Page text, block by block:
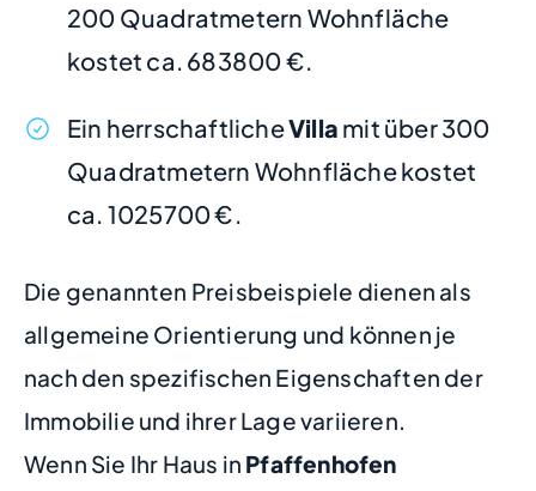
200 Quadratmetern Wohnfläche
kostet ca. 683800 €.
Ein herrschaftlicheVilla mit über 300
Quadratmetern Wohnfläche kostet
ca. 1025700 €.
Die genannten Preisbeispiele dienen als
allgemeine Orientierung und können je
nach den spezifischen Eigenschaften der
Immobilie und ihrer Lage variieren.
Wenn Sie Ihr Haus in Pfaffenhofen